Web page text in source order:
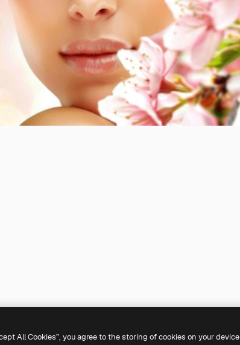
All Cookies”, you agree to the storing of cookies on your